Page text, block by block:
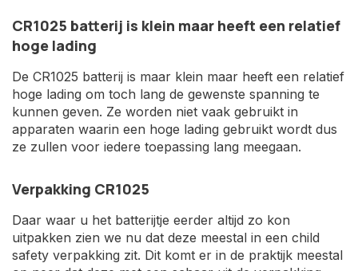
CR1025 batterij is klein maar heeft een relatief
hoge lading
De CR1025 batterij is maar klein maar heeft een relatief
hoge lading om toch lang de gewenste spanning te
kunnen geven. Ze worden niet vaak gebruikt in
apparaten waarin een hoge lading gebruikt wordt dus
ze zullen voor iedere toepassing lang meegaan.
Verpakking CR1025
Daar waar u het batterijtje eerder altijd zo kon
uitpakken zien we nu dat deze meestal in een child
safety verpakking zit. Dit komt er in de praktijk meestal